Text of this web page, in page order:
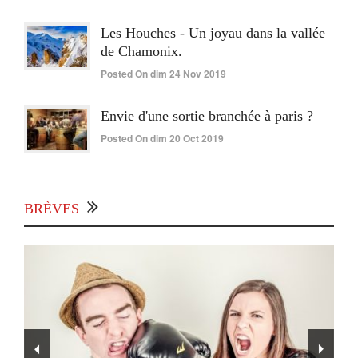
Les Houches - Un joyau dans la vallée
de Chamonix.
Posted On dim 24 Nov 2019
Envie d'une sortie branchée à paris ?
Posted On dim 20 Oct 2019
BRÈVES